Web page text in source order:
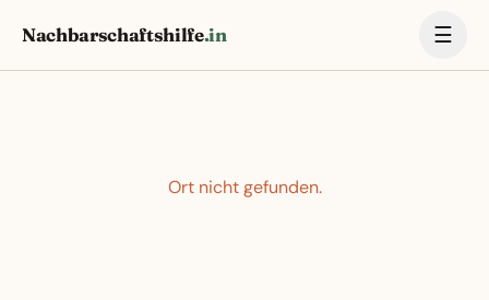
Nachbarschaftshilfe.in ☰
Ort nicht gefunden.